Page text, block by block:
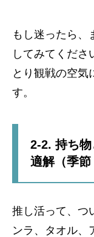
もし迷ったら、
してみてくださ
とり観戦の空気
す。
2-2. 持ち
適解（季節
推し活って、つ
ンラ、タオル、